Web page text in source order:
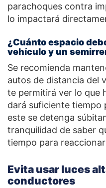
parachoques contra
lo impactará
¿Cuánto espacio
vehículo y un
Se recomienda
autos de distancia del
te permitirá ver lo que
dará suficiente tiempo
este se detenga
tranquilidad de saber
tiempo para
Evita usar luces
conductores